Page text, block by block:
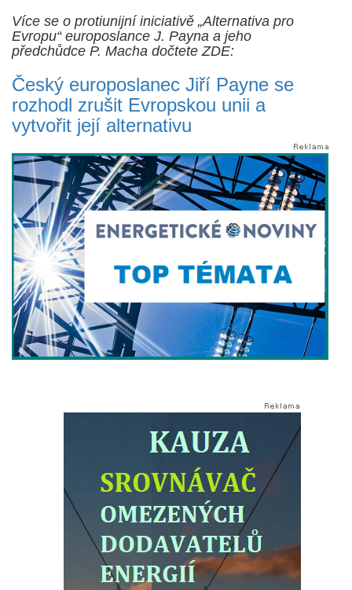
Více se o protiunijní iniciativě „Alternativa pro
Evropu“ europoslance J. Payna a jeho
předchůdce P. Macha dočtete ZDE:
Český europoslanec Jiří Payne se
rozhodl zrušit Evropskou unii a
vytvořit její alternativu